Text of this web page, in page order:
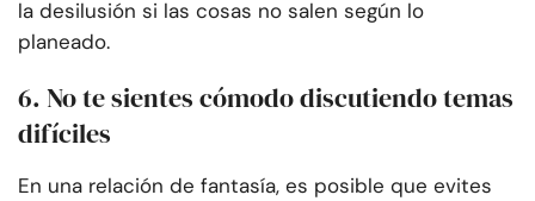
la desilusión si las cosas no salen según lo
planeado.
6. No te sientes cómodo discutiendo temas
difíciles
En una relación de fantasía, es posible que evites